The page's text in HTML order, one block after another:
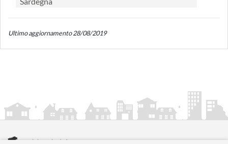
Ultimo aggiornamento 28/08/2019